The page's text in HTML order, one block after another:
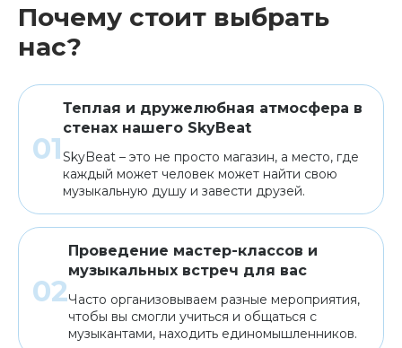
Почему стоит выбрать
нас?
Теплая и дружелюбная атмосфера в
стенах нашего SkyBeat
SkyBeat – это не просто магазин, а место, где
каждый может человек может найти свою
музыкальную душу и завести друзей.
Проведение мастер-классов и
музыкальных встреч для вас
Часто организовываем разные мероприятия,
чтобы вы смогли учиться и общаться с
музыкантами, находить единомышленников.